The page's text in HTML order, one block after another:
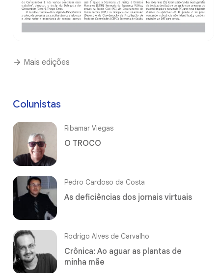
Mais edições
Colunistas
Ribamar Viegas
O TROCO
Pedro Cardoso da Costa
As deficiências dos jornais virtuais
Rodrigo Alves de Carvalho
Crônica: Ao aguar as plantas de
minha mãe